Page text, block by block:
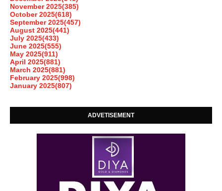
November 2025(385)
October 2025(618)
September 2025(457)
August 2025(441)
July 2025(433)
June 2025(555)
May 2025(911)
April 2025(881)
March 2025(881)
February 2025(998)
January 2025(807)
ADVETISEMENT